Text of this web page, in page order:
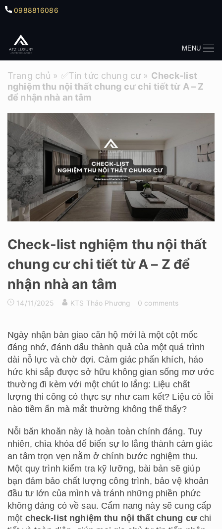
0988816086
MENU
Trang chủ » ✅Tin tức chung cư» Check-list
nghiệm thu nội thất chung cư chi tiết từ A – Z
để nhận nhà an tâm
Check-list nghiệm thu nội thất
chung cư chi tiết từ A – Z để
nhận nhà an tâm
14/11/2025 KTS Thảo Phương 0 comments
Ngày nhận bàn giao căn hộ mới là một cột mốc
đáng nhớ, đánh dấu thành quả của một quá trình
dài nỗ lực và chờ đợi. Cảm giác phấn khích, háo
hức khi sắp được sở hữu không gian sống mơ ước
thường đi kèm với một chút lo lắng: Liệu chất
lượng thi công có thực sự như cam kết? Liệu có lỗi
nào tiềm ẩn mà mắt thường không thể thấy?
Nỗi băn khoăn này là hoàn toàn chính đáng. Tuy
nhiên, chìa khóa để biến sự lo lắng thành cảm giác
an tâm trọn vẹn nằm ở chính bước nghiệm thu.
Một quy trình kiểm tra kỹ lưỡng, bài bản sẽ giúp
bạn đảm bảo chất lượng công trình, bảo vệ khoản
đầu tư lớn của mình và tránh những phiền phức
không đáng có về sau. Cẩm nang này sẽ cung cấp
một check-list nghiệm thu nội thất chung cư chi